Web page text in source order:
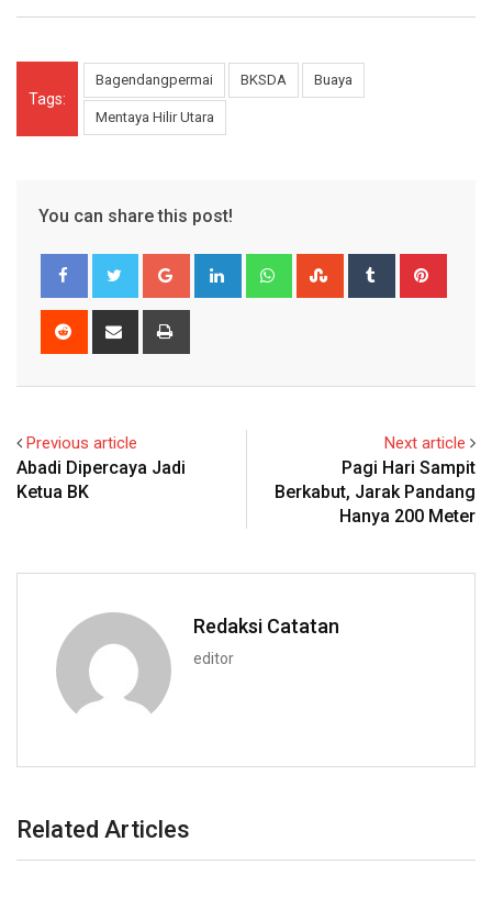
Tags:
Bagendangpermai BKSDA Buaya
Mentaya Hilir Utara
You can share this post!
Google+ LinkedIn WhatsappStumbleUpon
Tumblr
Reddit
Share
Previous article
Abadi Dipercaya Jadi
Ketua BK
Next article
Pagi Hari Sampit
Berkabut, Jarak Pandang
Hanya 200 Meter
Redaksi Catatan
editor
Related Articles